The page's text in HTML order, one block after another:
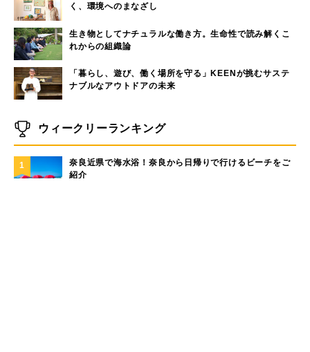
く、環境へのまなざし
生き物としてナチュラルな働き方。生命性で読み解くこ
れからの組織論
「暮らし、遊び、働く場所を守る」KEENが挑むサステ
ナブルなアウトドアの未来
ウィークリーランキング
1
奈良近県で海水浴！奈良から日帰りで行けるビーチをご
紹介